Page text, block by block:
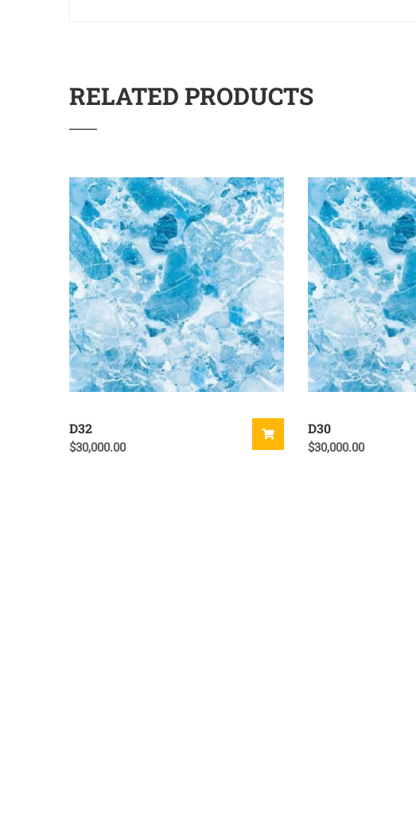
RELATED PRODUCTS
D32
$30,000.00
D30
$30,000.00